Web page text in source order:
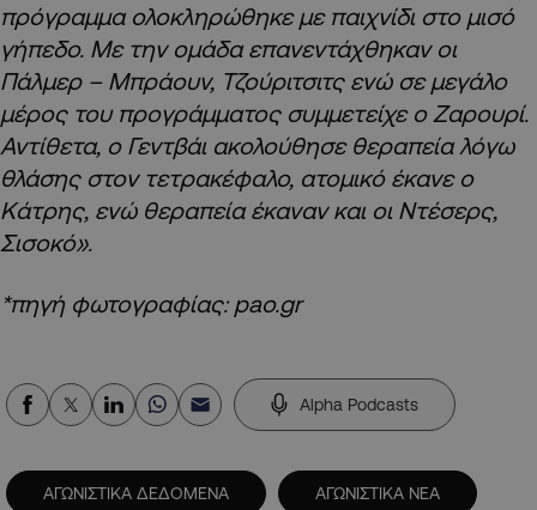
πρόγραμμα ολοκληρώθηκε με παιχνίδι στο μισό
γήπεδο. Με την ομάδα επανεντάχθηκαν οι
Πάλμερ – Μπράουν, Τζούριτσιτς ενώ σε μεγάλο
μέρος του προγράμματος συμμετείχε ο Ζαρουρί.
Αντίθετα, ο Γεντβάι ακολούθησε θεραπεία λόγω
θλάσης στον τετρακέφαλο, ατομικό έκανε ο
Κάτρης, ενώ θεραπεία έκαναν και οι Ντέσερς,
Σισοκό».
*πηγή φωτογραφίας: pao.gr
Alpha Podcasts
ΑΓΩΝΙΣΤΙΚΑ ΔΕΔΟΜΕΝΑ ΑΓΩΝΙΣΤΙΚΑ ΝΕΑ